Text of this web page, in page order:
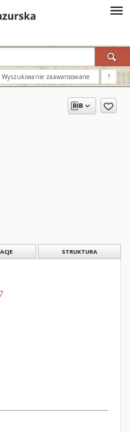
Wyszukiwanie zaawansowane ?
STRUKTURA